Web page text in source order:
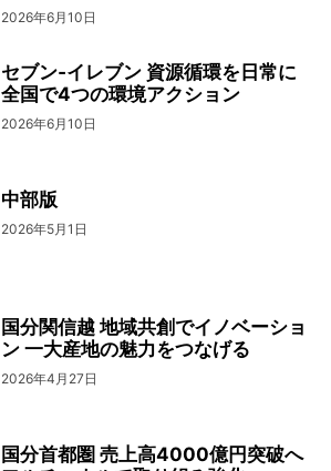
2026年6月10日
セブン‐イレブン 資源循環を日常に
全国で4つの環境アクション
2026年6月10日
中部版
2026年5月1日
国分関信越 地域共創でイノベーショ
ン 一大産地の魅力をつなげる
2026年4月27日
国分首都圏 売上高4000億円突破へ